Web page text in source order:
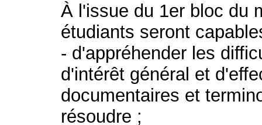
À l'issue du 1er bloc du
étudiants seront
- d'appréhender les
d'intérêt général et
documentaires et
résoudre ;